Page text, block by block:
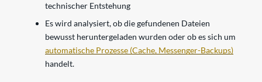
technischer Entstehung
Es wird analysiert, ob die gefundenen Dateien
bewusst heruntergeladen wurden oder ob es sich um
automatische Prozesse (Cache, Messenger-Backups)
handelt.